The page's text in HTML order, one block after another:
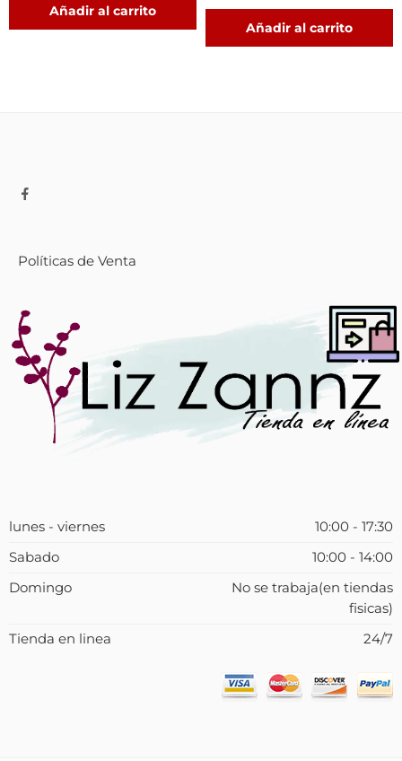
Añadir al carrito
Añadir al carrito
Políticas de Venta
lunes - viernes
10:00 - 17:30
Sabado
10:00 - 14:00
Domingo
No se trabaja(en tiendas
fisicas)
Tienda en linea
24/7